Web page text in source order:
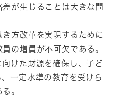
が生じることは大きな問
方改革を実現するために
の増員が不可欠である。
けた財源を確保し、子ど
一定水準の教育を受けら
。